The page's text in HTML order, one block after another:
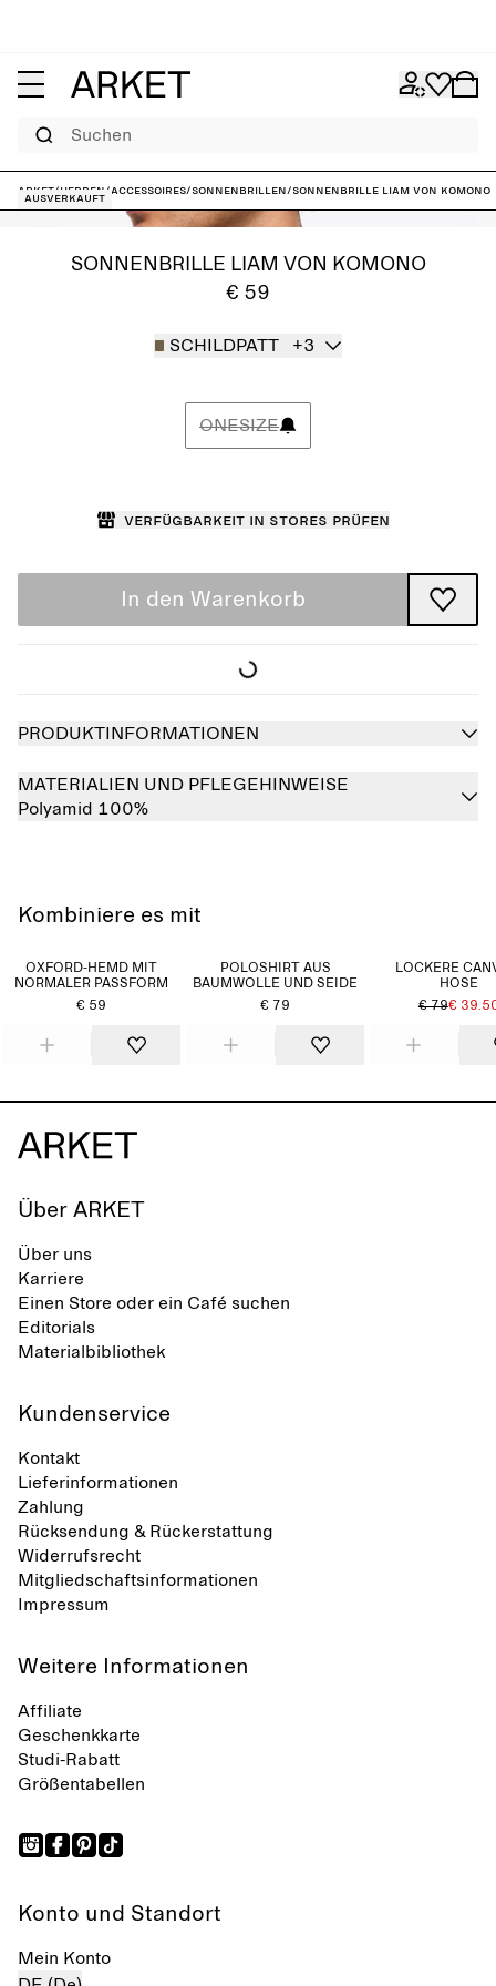
Suchen
ARKET/Herren /Accessoires/Sonnenbrillen/Sonnenbrille Liam von KOMONO
Ausverkauft
SONNENBRILLE LIAM VON KOMONO
€ 59
SCHILDPATT +3
ONESIZE
Verfügbarkeit in Stores prüfen
In den Warenkorb
PRODUKTINFORMATIONEN
MATERIALIEN UND PFLEGEHINWEISE
Polyamid 100%
Kombiniere es mit
OXFORD-HEMD MIT
NORMALER PASSFORM
€ 59
POLOSHIRT AUS
BAUMWOLLE UND SEIDE
€ 79
LOCKERE
HOSE
€ 79€
Über ARKET
Über uns
Karriere
Einen Store oder ein Café suchen
Editorials
Materialbibliothek
Kundenservice
Kontakt
Lieferinformationen
Zahlung
Rücksendung & Rückerstattung
Widerrufsrecht
Mitgliedschaftsinformationen
Impressum
Weitere Informationen
Affiliate
Geschenkkarte
Studi-Rabatt
Größentabellen
Konto und Standort
Mein Konto